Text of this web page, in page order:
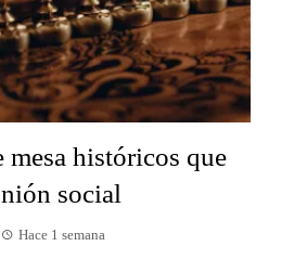
mesa históricos que
social
Hace 1 semana